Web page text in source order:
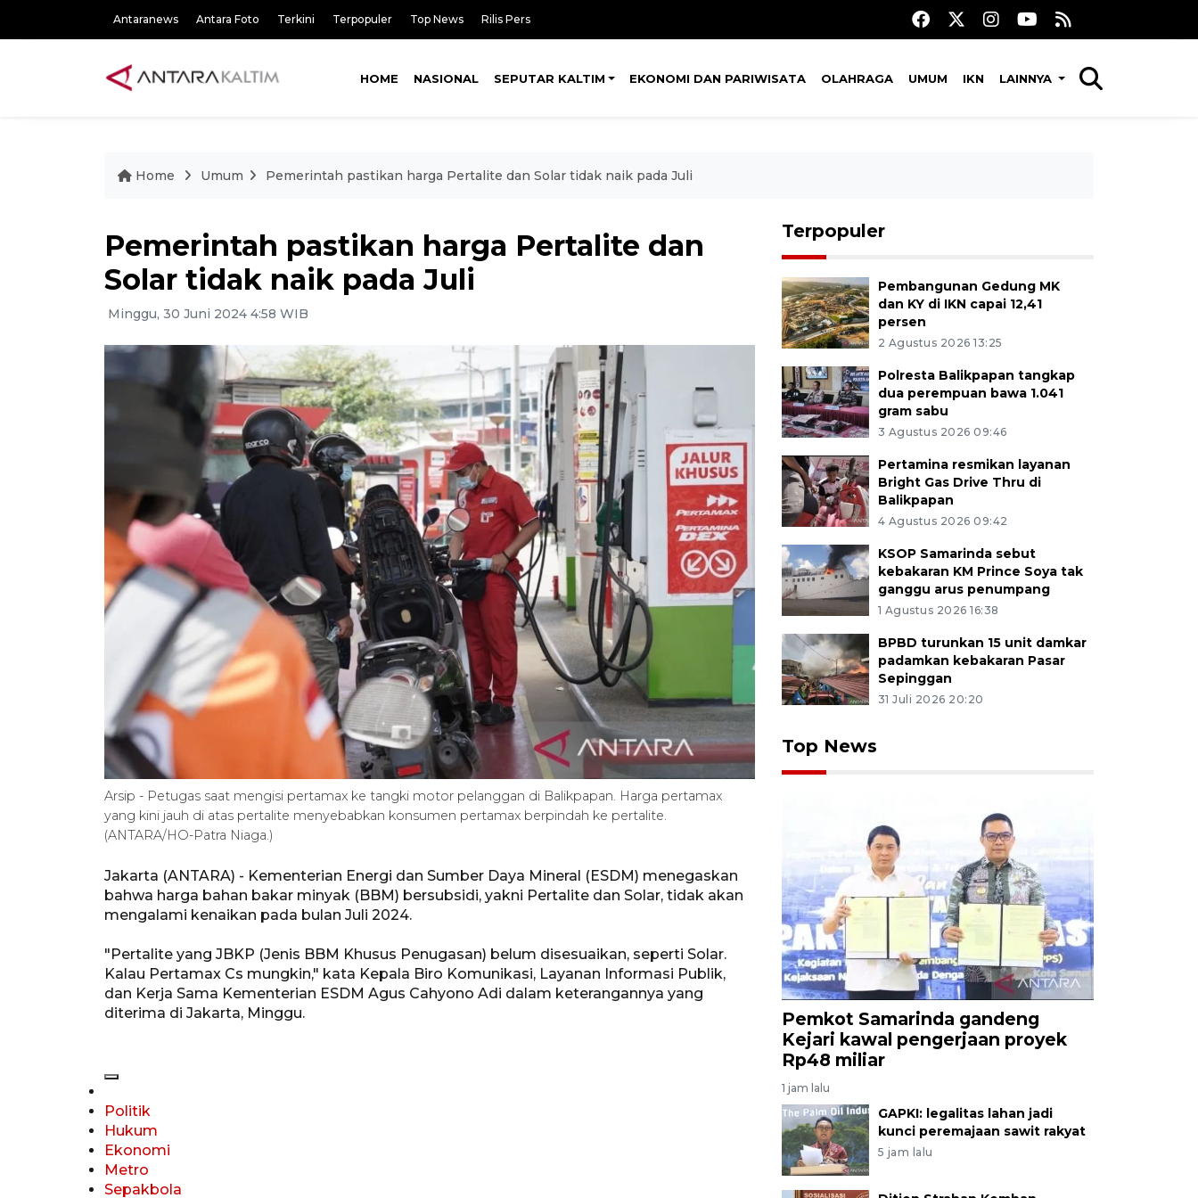
Antaranews Antara Foto Terkini Terpopuler Top News Rilis Pers
HOME NASIONAL SEPUTAR KALTIM EKONOMI DAN PARIWISATA OLAHRAGA UMUM IKN LAINNYA
Home Umum Pemerintah pastikan harga Pertalite dan Solar tidak naik pada Juli
Pemerintah pastikan harga Pertalite dan
Solar tidak naik pada Juli
Minggu, 30 Juni 2024 4:58 WIB
Arsip - Petugas saat mengisi pertamax ke tangki motor pelanggan di Balikpapan. Harga pertamax
yang kini jauh di atas pertalite menyebabkan konsumen pertamax berpindah ke pertalite.
(ANTARA/HO-Patra Niaga.)
Jakarta (ANTARA) - Kementerian Energi dan Sumber Daya Mineral (ESDM) menegaskan
bahwa harga bahan bakar minyak (BBM) bersubsidi, yakni Pertalite dan Solar, tidak akan
mengalami kenaikan pada bulan Juli 2024.
"Pertalite yang JBKP (Jenis BBM Khusus Penugasan) belum disesuaikan, seperti Solar.
Kalau Pertamax Cs mungkin," kata Kepala Biro Komunikasi, Layanan Informasi Publik,
dan Kerja Sama Kementerian ESDM Agus Cahyono Adi dalam keterangannya yang
diterima di Jakarta, Minggu.
Politik
Hukum
Ekonomi
Metro
Sepakbola
Terpopuler
Pembangunan Gedung MK
dan KY di IKN capai 12,41
persen
2 Agustus 2026 13:25
Polresta Balikpapan tangkap
dua perempuan bawa 1.041
gram sabu
3 Agustus 2026 09:46
Pertamina resmikan layanan
Bright Gas Drive Thru di
Balikpapan
4 Agustus 2026 09:42
KSOP Samarinda sebut
kebakaran KM Prince Soya tak
ganggu arus penumpang
1 Agustus 2026 16:38
BPBD turunkan 15 unit damkar
padamkan kebakaran Pasar
Sepinggan
31 Juli 2026 20:20
Top News
Pemkot Samarinda gandeng
Kejari kawal pengerjaan proyek
Rp48 miliar
1 jam lalu
GAPKI: legalitas lahan jadi
kunci peremajaan sawit rakyat
5 jam lalu